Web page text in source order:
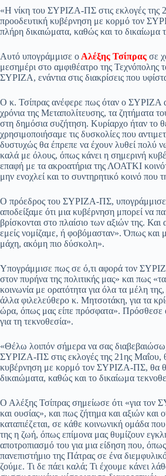
bo
ok
ts
A
pp
gr
a
m
sa
ge
ail
«Η νίκη του ΣΥΡΙΖΑ-ΠΣ στις εκλογές της
προοδευτική κυβέρνηση με κορμό τον
πλήρη δικαιώματα, καθώς και το δικαίωμα
Αυτό υπογράμμισε ο Αλέξης Τσίπρας σε
μεσημέρι στο αμφιθέατρο της
ΣΥΡΙΖΑ, ενάντια στις διακρίσεις που
Ο κ. Τσίπρας ανέφερε πως όταν ο ΣΥΡΙΖΑ
χρόνια της Μεταπολίτευσης, τα ζητήματα
στη δημόσια συζήτηση. Κυρίαρχο ήταν το
χρησιμοποιήσαμε τις δυσκολίες που
δυστυχώς θα έπρεπε να έχουν λυθεί πολύ
καλά με όλους, όπως κάνει η σημερινή
επαφή με τα ακροατήρια της ΛΟΑΤΚΙ
μην ενοχλεί και το συντηρητικό κοινό που
Ο πρόεδρος του ΣΥΡΙΖΑ-ΠΣ, υπογράμμισε
αποδείξαμε ότι μια κυβέρνηση μπορεί να
βρίσκονται στο πλαίσιο των αξιών της.
εμείς νομίζαμε, ή φοβόμασταν». Όπως και
μάχη, ακόμη πιο δύσκολη».
Υπογράμμισε πως σε ό,τι αφορά τον
στον πυρήνα της πολιτικής μας» και πως
κοινωνία με ορατότητα για όλα τα μέλη
άλλα φιλελεύθερο κ. Μητσοτάκη, για τα
ώρα, όπως μας είπε πρόσφατα». Πρόσθεσε
για τη τεκνοθεσία».
«Θέλω λοιπόν σήμερα να σας διαβεβαιώσω,
ΣΥΡΙΖΑ-ΠΣ στις εκλογές της 21ης Μαΐου,
κυβέρνηση με κορμό τον ΣΥΡΙΖΑ-ΠΣ, θα
δικαιώματα, καθώς και το δικαίωμα
Ο Αλέξης Τσίπρας σημείωσε ότι «για τον
και ουσίας», και πως ζήτημα και αξιών και
καταπιέζεται, σε κάθε κοινωνική ομάδα
της η ζωή, όπως επίμονα μας θυμίζουν
αποτροπιασμό του για μια είδηση που,
πανεπιστήμιο της Πάτρας σε ένα
ζούμε. Τι δε πάει καλά; Τι έχουμε κάνει